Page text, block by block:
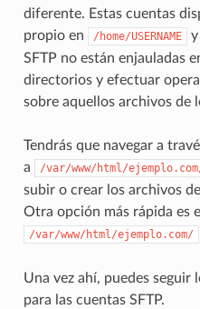
diferente. Estas cuentas
propio en
/home/USERNAME
SFTP no están enjauladas
directorios y efectuar
sobre aquellos archivos de
Tendrás que navegar a
a
/var/www/html/
subir o crear los archivos
Otra opción más rápida es
/var/www/html/ejemplo.com/
Una vez ahí, puedes seguir
para las cuentas SFTP.